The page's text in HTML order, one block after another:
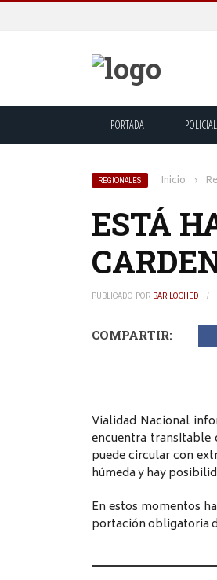
PORTADA
REGIONALES Inicio ›
ESTÁ
PUBLICADO POR BARILOCHED
COMPARTIR:
Vialidad Nacional
encuentra
puede circular con
húmeda y hay
En estos momentos
portación obligatoria